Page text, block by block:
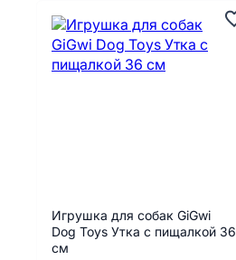
Игрушка для собак GiGwi
Dog Toys Утка с пищалкой 36
см